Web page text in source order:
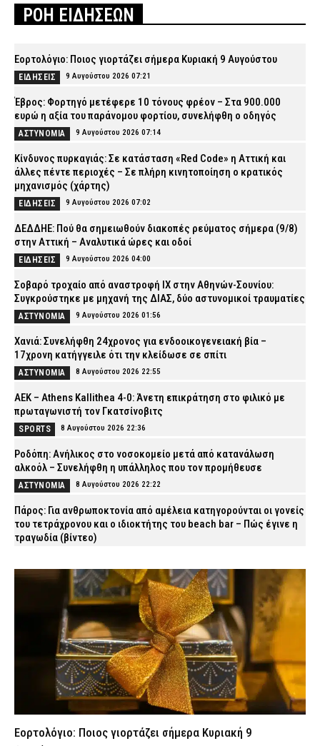
ΡΟΗ ΕΙΔΗΣΕΩΝ
Εορτολόγιο: Ποιος γιορτάζει σήμερα Κυριακή 9 Αυγούστου
ΕΙΔΗΣΕΙΣ 9 Αυγούστου 2026 07:21
Έβρος: Φορτηγό μετέφερε 10 τόνους φρέον – Στα 900.000
ευρώ η αξία του παράνομου φορτίου, συνελήφθη ο οδηγός
ΑΣΤΥΝΟΜΙΑ 9 Αυγούστου 2026 07:14
Κίνδυνος πυρκαγιάς: Σε κατάσταση «Red Code» η Αττική και
άλλες πέντε περιοχές – Σε πλήρη κινητοποίηση ο κρατικός
μηχανισμός (χάρτης)
ΕΙΔΗΣΕΙΣ 9 Αυγούστου 2026 07:02
ΔΕΔΔΗΕ: Πού θα σημειωθούν διακοπές ρεύματος σήμερα (9/8)
στην Αττική – Αναλυτικά ώρες και οδοί
ΕΙΔΗΣΕΙΣ 9 Αυγούστου 2026 04:00
Σοβαρό τροχαίο από αναστροφή ΙΧ στην Αθηνών-Σουνίου:
Συγκρούστηκε με μηχανή της ΔΙΑΣ, δύο αστυνομικοί τραυματίες
ΑΣΤΥΝΟΜΙΑ 9 Αυγούστου 2026 01:56
Χανιά: Συνελήφθη 24χρονος για ενδοοικογενειακή βία –
17χρονη κατήγγειλε ότι την κλείδωσε σε σπίτι
ΑΣΤΥΝΟΜΙΑ 8 Αυγούστου 2026 22:55
ΑΕΚ – Athens Kallithea 4-0: Άνετη επικράτηση στο φιλικό με
πρωταγωνιστή τον Γκατσίνοβιτς
SPORTS 8 Αυγούστου 2026 22:36
Ροδόπη: Ανήλικος στο νοσοκομείο μετά από κατανάλωση
αλκοόλ – Συνελήφθη η υπάλληλος που τον προμήθευσε
ΑΣΤΥΝΟΜΙΑ 8 Αυγούστου 2026 22:22
Πάρος: Για ανθρωποκτονία από αμέλεια κατηγορούνται οι γονείς
του τετράχρονου και ο ιδιοκτήτης του beach bar – Πώς έγινε η
τραγωδία (βίντεο)
Θεσσαλονίκη: Έκαψαν απορρίμματα και υπολείμματα
καλλιεργειών – Δείτε πόσα θα πληρώσουν
8 Αυγούστου 2026 21:50
Χωρίς τις αισθήσεις του ανασύρθηκε 77χρονος από πηγάδι
στην Παλαγιά Αλεξανδρούπολης
8 Αυγούστου 2026 21:35
Συνελήφθησαν δύο άτομα στην Κορινθία για πυρκαγιά που
προκλήθηκε από βραχυκύκλωμα σε φωτοβολταϊκό πάρκο
Εορτολόγιο: Ποιος γιορτάζει σήμερα Κυριακή 9